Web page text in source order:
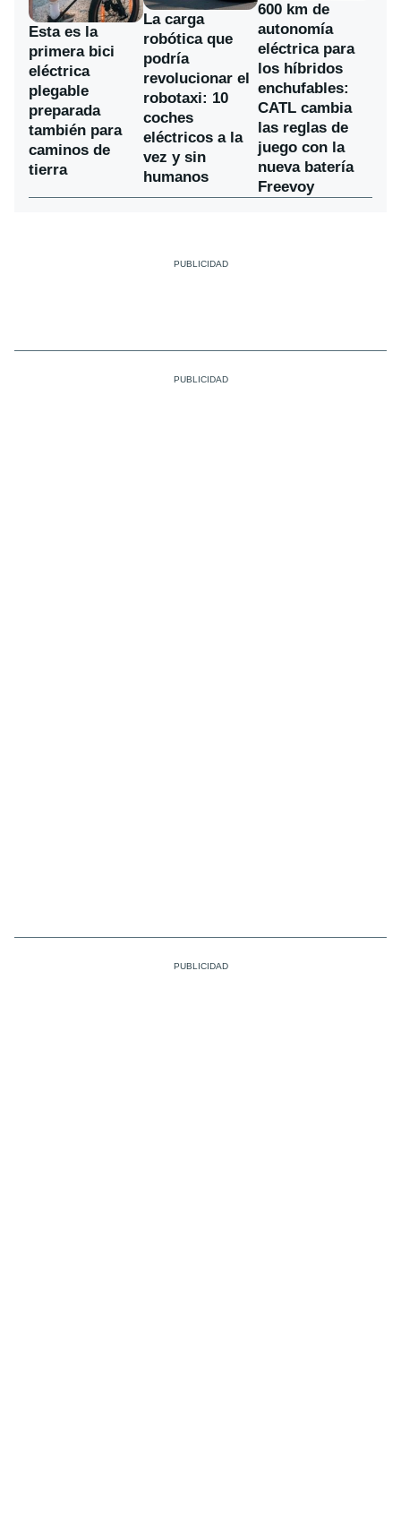
Esta es la
primera bici
eléctrica
plegable
preparada
también para
caminos de
tierra
La carga
robótica que
podría
revolucionar el
robotaxi: 10
coches
eléctricos a la
vez y sin
humanos
600 km de
autonomía
eléctrica para
los híbridos
enchufables:
CATL cambia
las reglas de
juego con la
nueva batería
Freevoy